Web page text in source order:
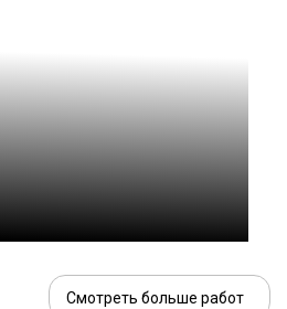
Смотреть больше работ